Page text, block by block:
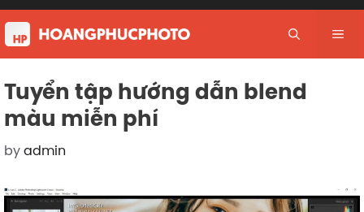
Skip
to
content
Tuyển tập hướng dẫn blend
màu miễn phí
byadmin